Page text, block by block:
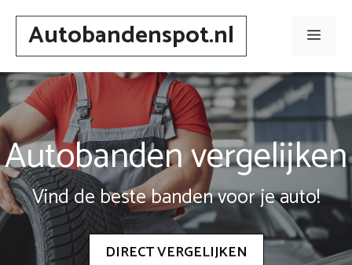
Spring
inhoudAutobandenspot.nl Menu
Autobanden vergelijken
Vind de beste banden voor je auto!
DIRECT VERGELIJKEN